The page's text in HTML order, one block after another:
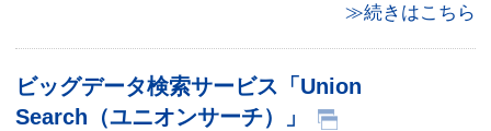
≫続きはこちら
ビッグデータ検索サービス「Union
Search（ユニオンサーチ）」